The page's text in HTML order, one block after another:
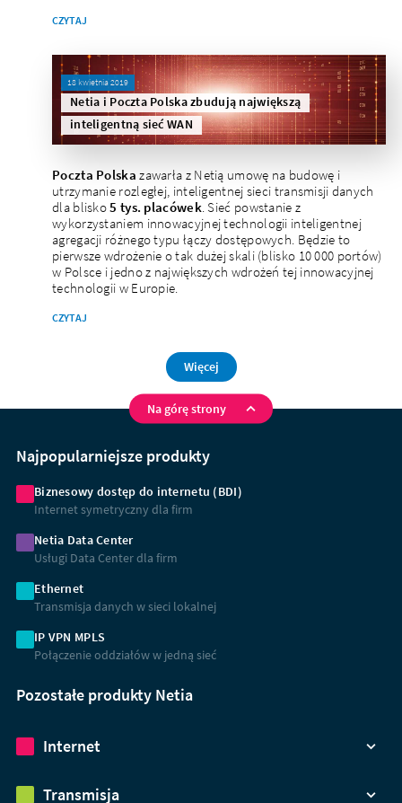
CZYTAJ
18 kwietnia 2019
Netia i Poczta Polska zbudują największą
inteligentną sieć WAN
Poczta Polskazawarła z Netią umowę na budowę i
utrzymanie rozległej, inteligentnej sieci transmisji danych
dla blisko5 tys. placówek. Sieć powstanie z
wykorzystaniem innowacyjnej technologii inteligentnej
agregacji różnego typu łączy dostępowych. Będzie to
pierwsze wdrożenie o tak dużej skali (blisko 10 000 portów)
w Polsce i jedno z największych wdrożeń tej innowacyjnej
technologii w Europie.
CZYTAJ
Więcej
Na górę strony
Najpopularniejsze produkty
Biznesowy dostęp do internetu (BDI)
Internet symetryczny dla firm
Netia Data Center
Usługi Data Center dla firm
Ethernet
Transmisja danych w sieci lokalnej
IP VPN MPLS
Połączenie oddziałów w jedną sieć
Pozostałe produkty Netia
Internet
Transmisja